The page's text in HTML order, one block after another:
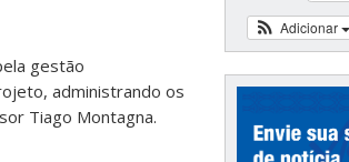
gestão
administrando os
Tiago Montagna.
Adicionar